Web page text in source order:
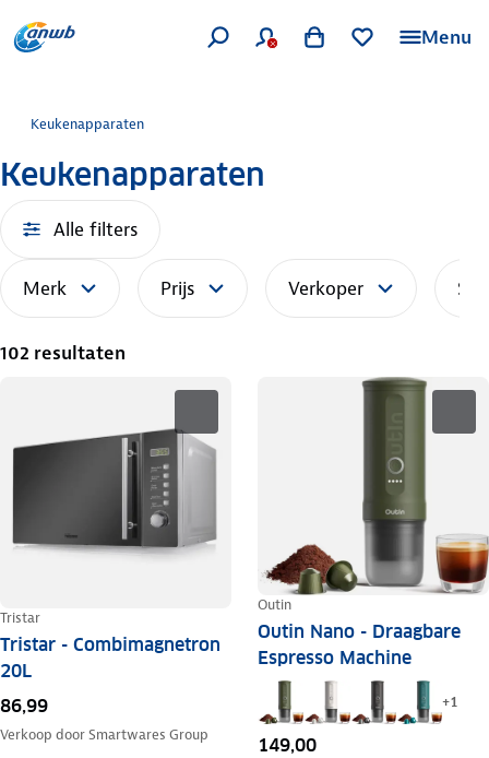
Menu
Keukenapparaten
Keukenapparaten
Alle filters
Merk Prijs Verkoper
102 resultaten
Tristar
Tristar - Combimagnetron
20L
86,99
Verkoop doorSmartwares Group
Outin
Outin Nano - Draagbare
Espresso Machine
+1
149,00